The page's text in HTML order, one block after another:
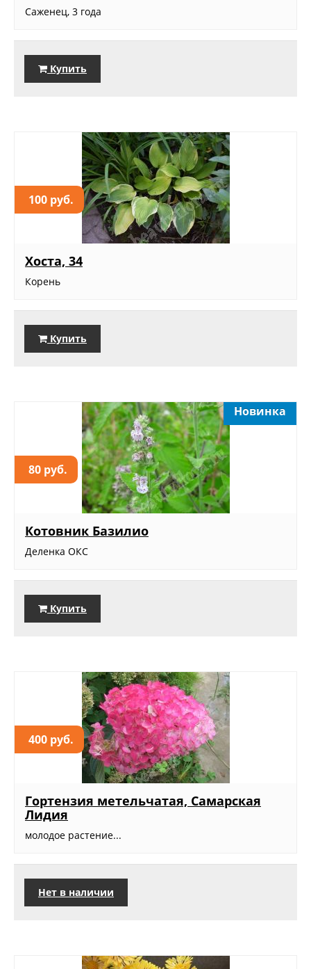
Саженец, 3 года
Купить
100 руб.
Хоста, 34
Корень
Купить
80 руб.
Новинка
Котовник Базилио
Деленка ОКС
Купить
400 руб.
Гортензия метельчатая, Самарская
Лидия
молодое растение...
Нет в наличии